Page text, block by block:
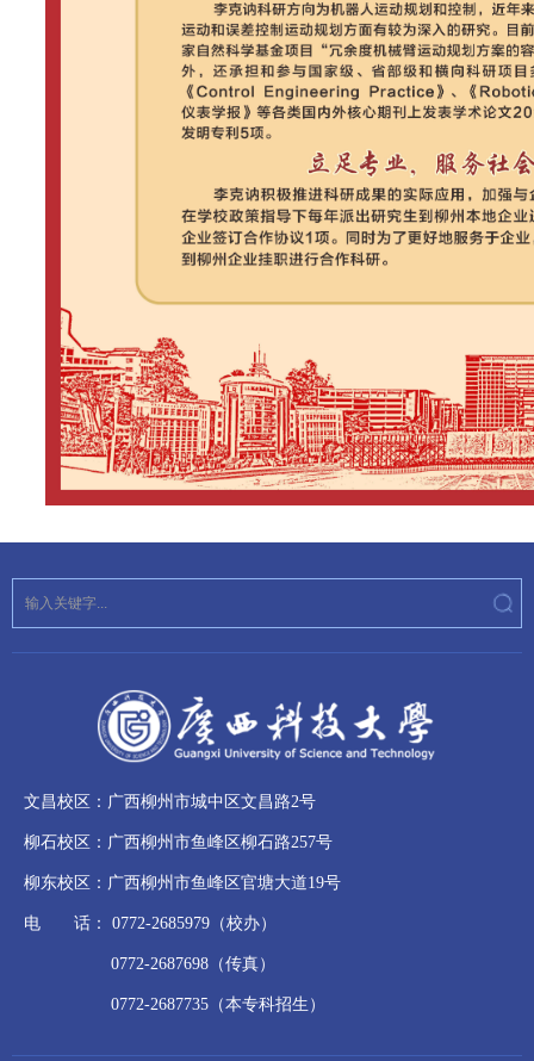
文昌校区：广西柳州市城中区文昌路2号
柳石校区：广西柳州市鱼峰区柳石路257号
柳东校区：广西柳州市鱼峰区官塘大道19号
电 话： 0772-2685979（校办）
0772-2687698（传真）
0772-2687735（本专科招生）